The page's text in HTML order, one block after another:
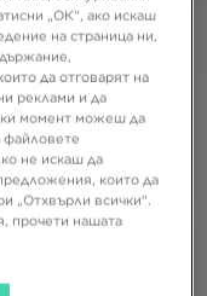
„ОК“, ако искаш
на страница ни,
да отговарят на
реклами и да
момент можеш да
файловете
не искаш да
които да
„Отхвърли всички“.
прочети нашата